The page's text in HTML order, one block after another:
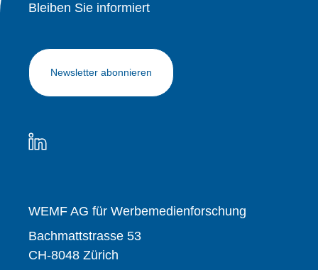
Bleiben Sie informiert
Newsletter abonnieren
WEMF AG für Werbemedienforschung
Bachmattstrasse 53
CH-8048 Zürich